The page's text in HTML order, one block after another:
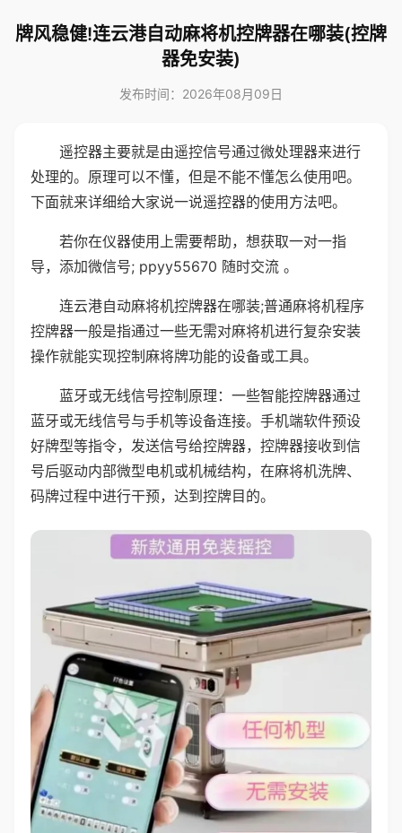
牌风稳健!连云港自动麻将机控牌器在哪装(控牌
器免安装)
发布时间：2026年08月09日
遥控器主要就是由遥控信号通过微处理器来进行
处理的。原理可以不懂，但是不能不懂怎么使用吧。
下面就来详细给大家说一说遥控器的使用方法吧。
若你在仪器使用上需要帮助，想获取一对一指
导，添加微信号; ppyy55670 随时交流 。
连云港自动麻将机控牌器在哪装;普通麻将机程序
控牌器一般是指通过一些无需对麻将机进行复杂安装
操作就能实现控制麻将牌功能的设备或工具。
蓝牙或无线信号控制原理：一些智能控牌器通过
蓝牙或无线信号与手机等设备连接。手机端软件预设
好牌型等指令，发送信号给控牌器，控牌器接收到信
号后驱动内部微型电机或机械结构，在麻将机洗牌、
码牌过程中进行干预，达到控牌目的。